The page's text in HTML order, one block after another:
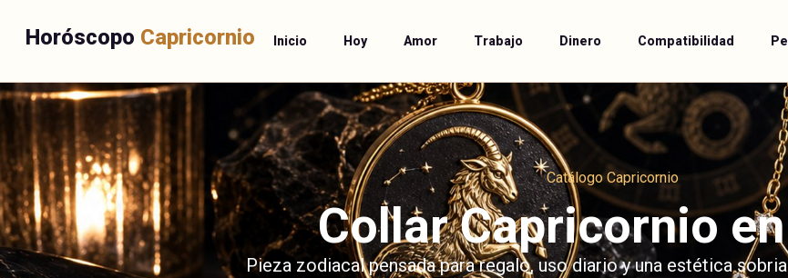
Horóscopo Capricornio Inicio Hoy Amor Trabajo Dinero Compatibilidad
Catálogo Capricornio
Collar Capricornio
Pieza zodiacal pensada para regalo, uso diario y una estética